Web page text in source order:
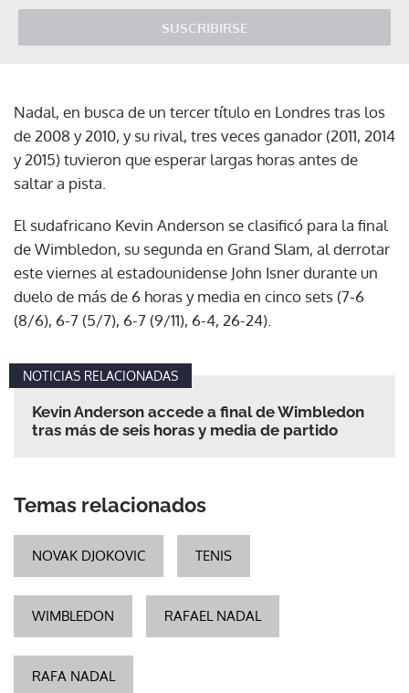
SUSCRIBIRSE
Nadal, en busca de un tercer título en Londres tras los
de 2008 y 2010, y su rival, tres veces ganador (2011, 2014
y 2015) tuvieron que esperar largas horas antes de
saltar a pista.
El sudafricano Kevin Anderson se clasificó para la final
de Wimbledon, su segunda en Grand Slam, al derrotar
este viernes al estadounidense John Isner durante un
duelo de más de 6 horas y media en cinco sets (7-6
(8/6), 6-7 (5/7), 6-7 (9/11), 6-4, 26-24).
NOTICIAS RELACIONADAS
Kevin Anderson accede a final de Wimbledon
tras más de seis horas y media de partido
Temas relacionados
NOVAK DJOKOVIC TENIS
WIMBLEDON RAFAEL NADAL
RAFA NADAL